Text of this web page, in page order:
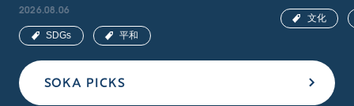
SOKA PICKS
2026.08.06
SDGs 平和
文化